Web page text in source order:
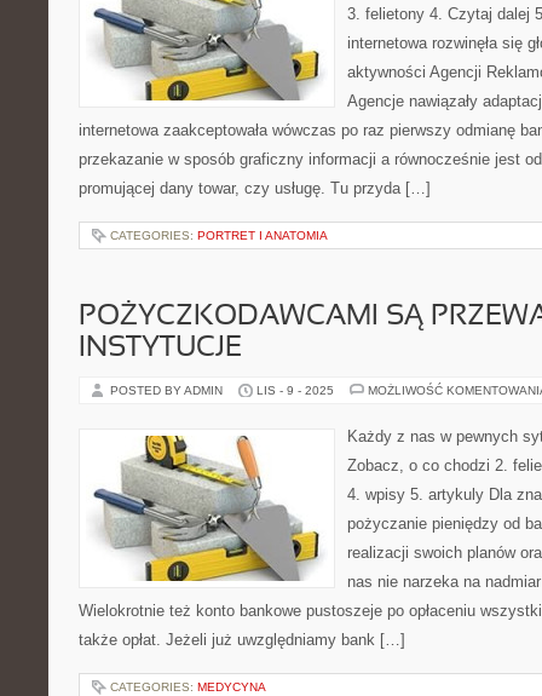
3. felietony 4. Czytaj dalej
internetowa rozwinęła się
aktywności Agencji
Agencje nawiązały
internetowa zaakceptowała wówczas po raz pierwszy odmianę
przekazanie w sposób graficzny informacji a równocześnie jest
promującej dany towar, czy usługę. Tu przyda […]
CATEGORIES: PORTRET I ANATOMIA
POŻYCZKODAWCAMI SĄ
INSTYTUCJE
POSTED BY ADMIN LIS - 9 - 2025 MOŻLIWOŚĆ
Każdy z nas w pewnych
Zobacz, o co chodzi 2.
4. wpisy 5. artykuly Dla
pożyczanie pieniędzy od
realizacji swoich planów
nas nie narzeka na
Wielokrotnie też konto bankowe pustoszeje po opłaceniu
także opłat. Jeżeli już uwzględniamy bank […]
CATEGORIES: MEDYCYNA